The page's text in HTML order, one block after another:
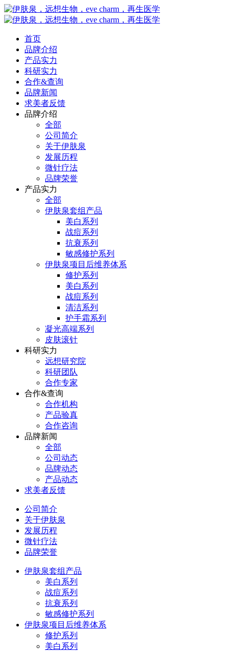
首页
品牌介绍
产品实力
科研实力
合作&查询
品牌新闻
求美者反馈
品牌介绍
全部
公司简介
关于伊肤泉
发展历程
微针疗法
品牌荣誉
产品实力
全部
伊肤泉套组产品
美白系列
战痘系列
抗衰系列
敏感修护系列
伊肤泉项目后维养体系
修护系列
美白系列
战痘系列
清洁系列
护手霜系列
凝光高端系列
皮肤滚针
科研实力
远想研究院
科研团队
合作专家
合作&查询
合作机构
产品验真
合作咨询
品牌新闻
全部
公司动态
品牌动态
产品动态
求美者反馈
公司简介
关于伊肤泉
发展历程
微针疗法
品牌荣誉
伊肤泉套组产品
美白系列
战痘系列
抗衰系列
敏感修护系列
伊肤泉项目后维养体系
修护系列
美白系列